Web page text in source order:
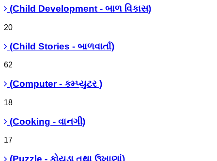
(Child Development - બાળ વિકાસ)
20
(Child Stories - બાળવાર્તા)
62
(Computer - કમ્પ્યુટર )
18
(Cooking - વાનગી)
17
(Puzzle - કોયડા તથા ઉખાણાં)